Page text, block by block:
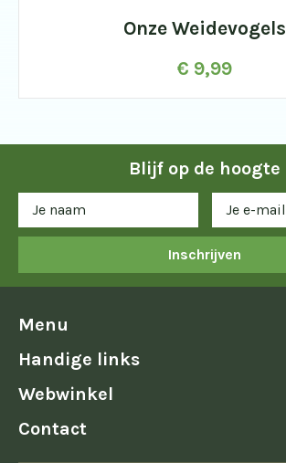
Onze Weidevogels
€ 9,99
Blijf op de hoogte
Inschrijven
Menu
Handige links
Webwinkel
Contact